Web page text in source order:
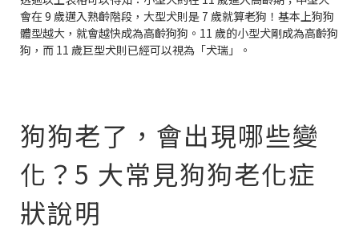
會在 9 歲邁入熟齡階段，大型犬則是 7 歲就算老狗！基本上狗狗
體型越大，就會越快成為高齡狗狗。11 歲的小型犬剛成為高齡狗
狗，而 11 歲巨型犬則已經可以視為「犬瑞」。
狗狗老了，會出現哪些變
化？5 大常見狗狗老化症
狀說明